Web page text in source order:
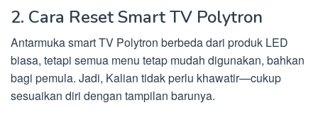
2. Cara Reset Smart TV Polytron
Antarmuka smart TV Polytron berbeda dari produk LED
biasa, tetapi semua menu tetap mudah digunakan, bahkan
bagi pemula. Jadi, Kalian tidak perlu khawatir—cukup
sesuaikan diri dengan tampilan barunya.